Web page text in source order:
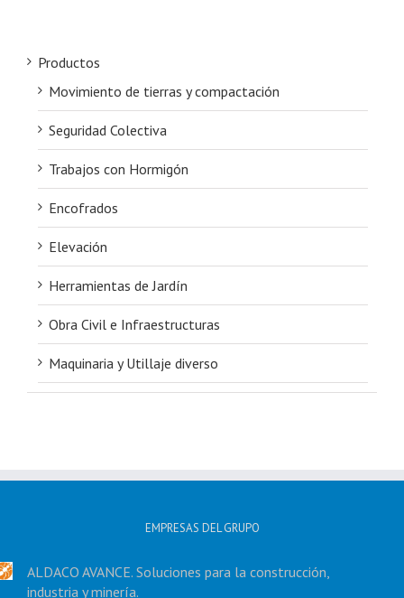
Productos
Movimiento de tierras y compactación
Seguridad Colectiva
Trabajos con Hormigón
Encofrados
Elevación
Herramientas de Jardín
Obra Civil e Infraestructuras
Maquinaria y Utillaje diverso
EMPRESAS DEL GRUPO
ALDACO AVANCE. Soluciones para la construcción,
industria y minería.